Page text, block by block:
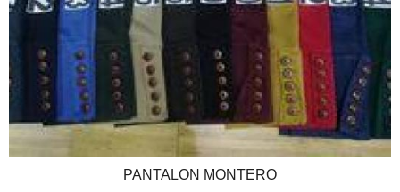
PANTALON MONTERO